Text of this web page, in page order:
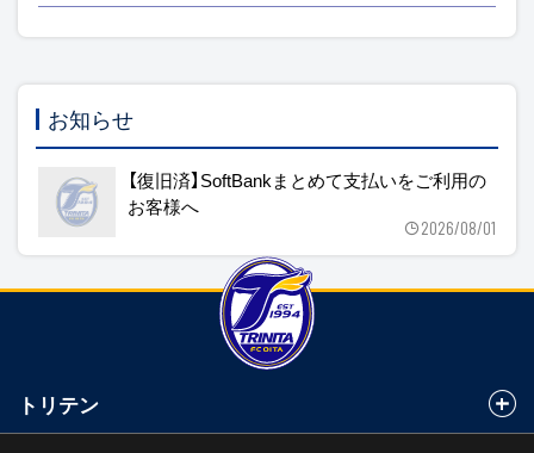
お知らせ
【復旧済】SoftBankまとめて支払いをご利用の
お客様へ
2026/08/01
トリテン